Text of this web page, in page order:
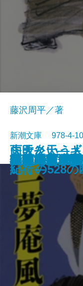
状況曲線〔下
凶夢など30
縛られた巨
異人たちと
ひざまずい
仮釈放
ふたり
哀愁の町に
哀愁の町に
たそがれ清
藤沢周平／著
新潮文庫 978-4-
一夢庵風流記
新編 宮沢賢
雨天炎天―
紀行―
特急「あさ
レパントの
失敗という
いての528
風流江戸雀
黒幕
新橋烏森口
ロードス島